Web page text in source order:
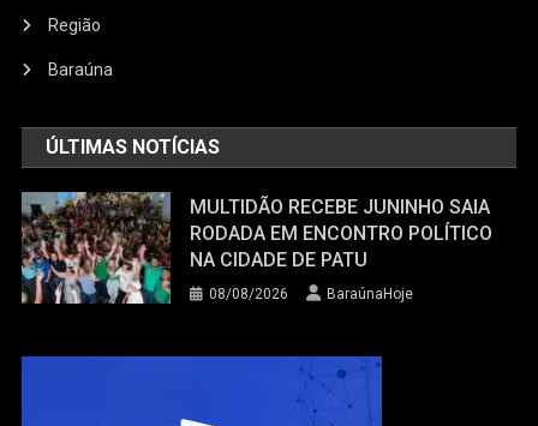
Região
Baraúna
ÚLTIMAS NOTÍCIAS
MULTIDÃO RECEBE JUNINHO SAIA
RODADA EM ENCONTRO POLÍTICO
NA CIDADE DE PATU
08/08/2026 BaraúnaHoje